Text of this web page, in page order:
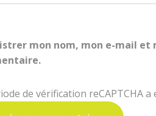
mon nom, mon e-mail et
de vérification reCAPTCHA